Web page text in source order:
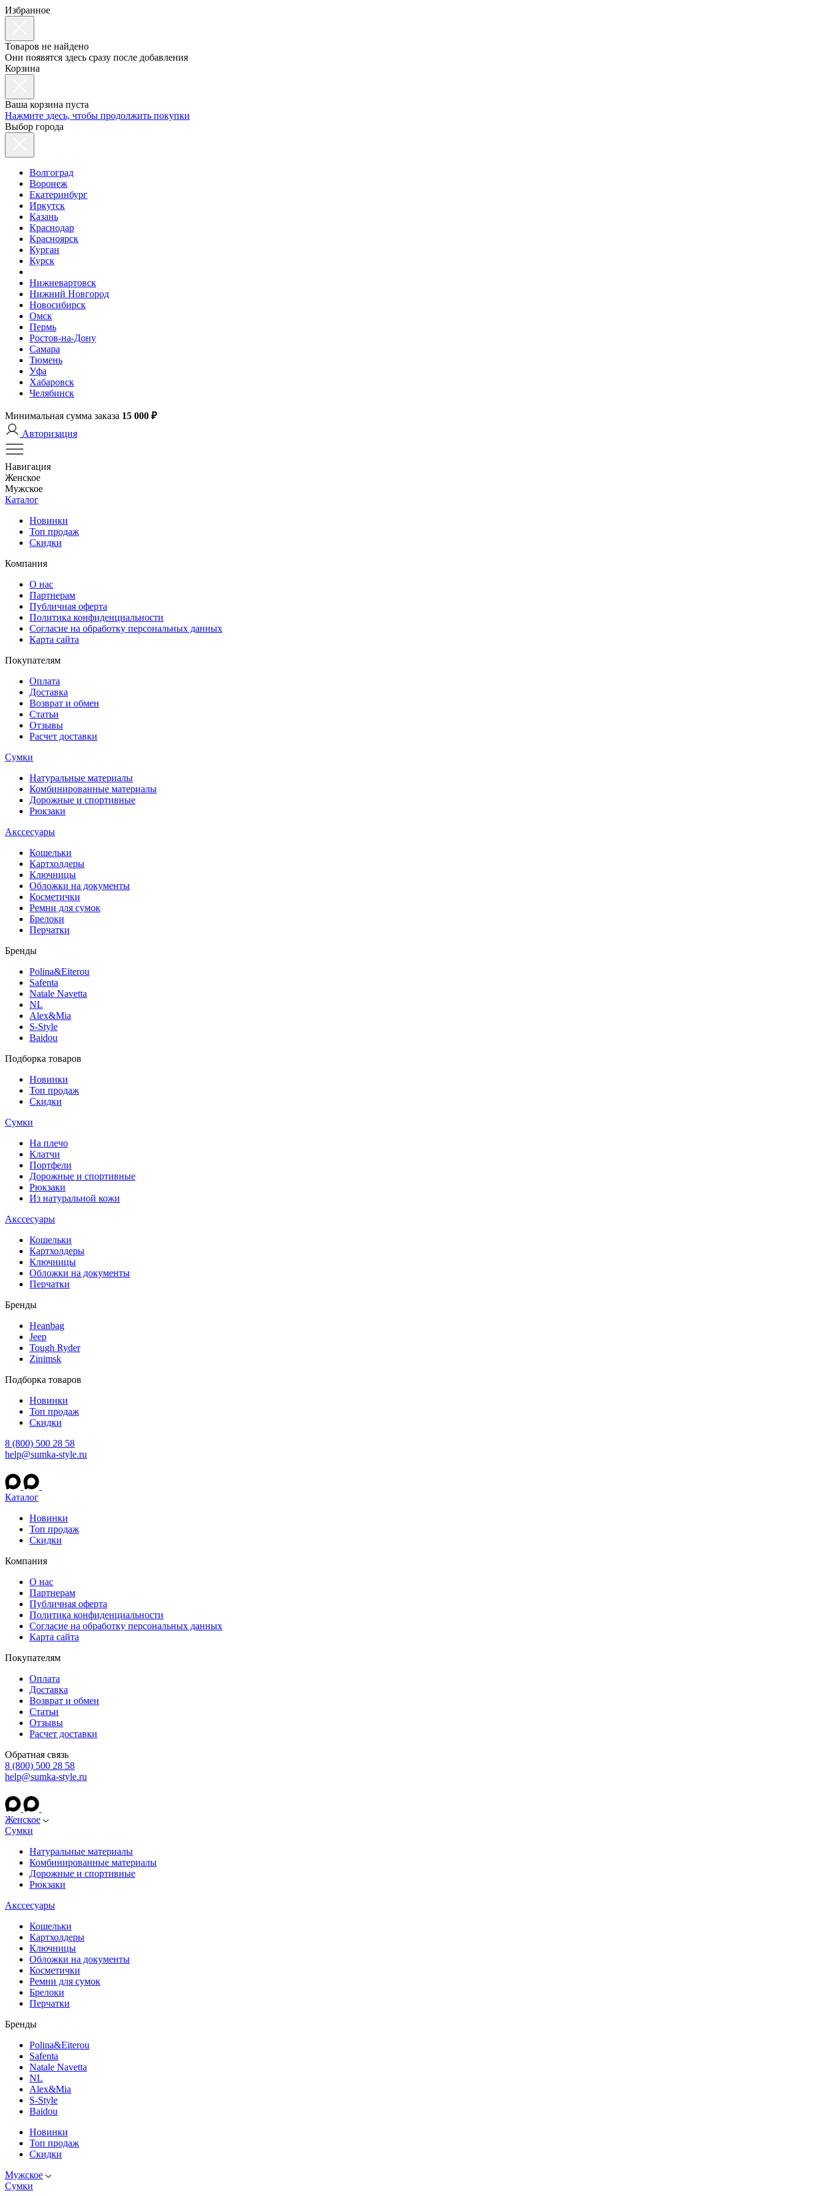
Избранное
Товаров не найдено
Они появятся здесь сразу после добавления
Корзина
Ваша корзина пуста
Нажмите здесь, чтобы продолжить покупки
Выбор города
Волгоград
Воронеж
Екатеринбург
Иркутск
Казань
Краснодар
Красноярск
Курган
Курск
Нижневартовск
Нижний Новгород
Новосибирск
Омск
Пермь
Ростов-на-Дону
Самара
Тюмень
Уфа
Хабаровск
Челябинск
Минимальная сумма заказа 15 000 ₽
Авторизация
Навигация
Женское
Мужское
Каталог
Новинки
Топ продаж
Скидки
Компания
О нас
Партнерам
Публичная оферта
Политика конфиденциальности
Согласие на обработку персональных данных
Карта сайта
Покупателям
Оплата
Доставка
Возврат и обмен
Статьи
Отзывы
Расчет доставки
Сумки
Натуральные материалы
Комбинированные материалы
Дорожные и спортивные
Рюкзаки
Акссесуары
Кошельки
Картхолдеры
Ключницы
Обложки на документы
Косметички
Ремни для сумок
Брелоки
Перчатки
Бренды
Polina&Eiterou
Safenta
Natale Navetta
NL
Alex&Mia
S-Style
Baidou
Подборка товаров
Новинки
Топ продаж
Скидки
Сумки
На плечо
Клатчи
Портфели
Дорожные и спортивные
Рюкзаки
Из натуральной кожи
Акссесуары
Кошельки
Картхолдеры
Ключницы
Обложки на документы
Перчатки
Бренды
Heanbag
Jeep
Tough Ryder
Zinimsk
Подборка товаров
Новинки
Топ продаж
Скидки
8 (800) 500 28 58
help@sumka-style.ru
Каталог
Новинки
Топ продаж
Скидки
Компания
О нас
Партнерам
Публичная оферта
Политика конфиденциальности
Согласие на обработку персональных данных
Карта сайта
Покупателям
Оплата
Доставка
Возврат и обмен
Статьи
Отзывы
Расчет доставки
Обратная связь
8 (800) 500 28 58
help@sumka-style.ru
Женское
Сумки
Натуральные материалы
Комбинированные материалы
Дорожные и спортивные
Рюкзаки
Акссесуары
Кошельки
Картхолдеры
Ключницы
Обложки на документы
Косметички
Ремни для сумок
Брелоки
Перчатки
Бренды
Polina&Eiterou
Safenta
Natale Navetta
NL
Alex&Mia
S-Style
Baidou
Новинки
Топ продаж
Скидки
Мужское
Сумки